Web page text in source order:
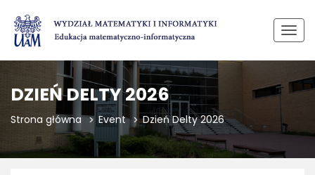
DZIEŃ DELTY 2026
Strona główna Event Dzień Delty 2026